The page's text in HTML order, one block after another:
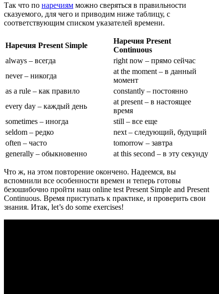
Так что по наречиям можно сверяться в правильности
сказуемого, для чего и приводим ниже таблицу, с
соответствующим списком указателей времени.
Наречия Present Simple
Наречия Present
Continuous
always – всегда
right now – прямо сейчас
never – никогда
at the moment – в данный
момент
as a rule – как правило
constantly – постоянно
every day – каждый день
at present – в настоящее
время
sometimes – иногда
still – все еще
seldom – редко
next – следующий, будущий
often – часто
tomorrow – завтра
generally – обыкновенно
at this second – в эту секунду
Что ж, на этом повторение окончено. Надеемся, вы
вспомнили все особенности времен и теперь готовы
безошибочно пройти наш online test Present Simple and Present
Continuous. Время приступать к практике, и проверить свои
знания. Итак, let’s do some exercises!